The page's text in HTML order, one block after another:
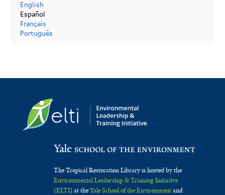
English
Español
Français
Português
The Tropical Restoration Library is hosted by the
Environmental Leadership & Training Initiative
(ELTI)at theYale School of the Environmentand